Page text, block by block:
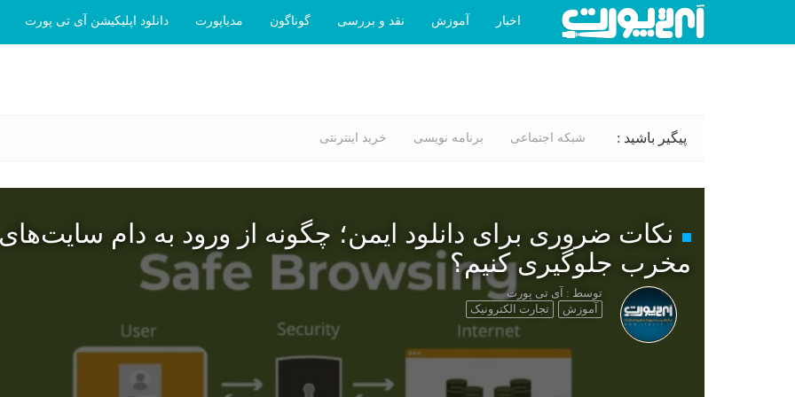
اخبار آموزش نقد و بررسی گوناگون مدیاپورت دانلود اپلیکیشن آی تی پورت
پیگیر باشید : شبکه اجتماعی برنامه نویسی خرید اینترنتی
نکات ضروری برای دانلود ایمن؛ چگونه از ورود به دام
مخرب جلوگیری کنیم؟
توسط : آی تی پورت
آموزش
تجارت الکترونیک